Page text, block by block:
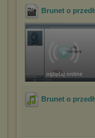
Brunet o
oglądaj online
Brunet o